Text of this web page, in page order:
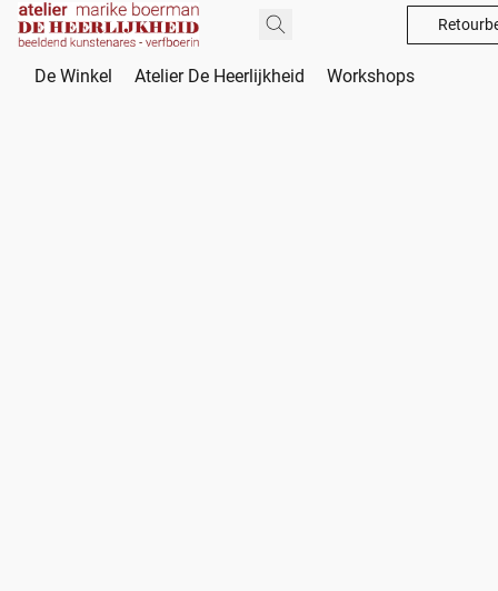
De Winkel Atelier De Heerlijkheid Workshops